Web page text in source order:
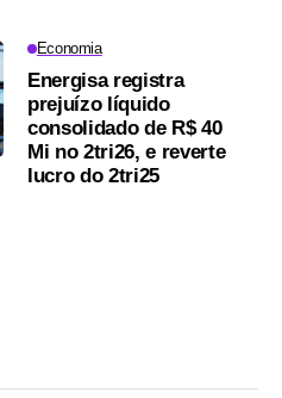
Economia
Energisa registra
prejuízo líquido
consolidado de R$ 40
Mi no 2tri26, e reverte
lucro do 2tri25